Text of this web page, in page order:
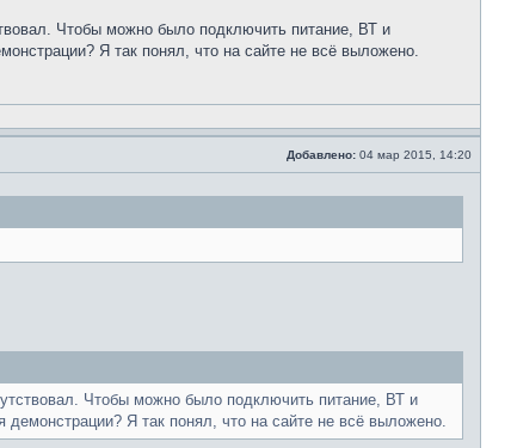
Чтобы можно было подключить питание, ВТ и
Я так понял, что на сайте не всё выложено.
Добавлено: 04 мар 2015, 14:20
Чтобы можно было подключить питание, ВТ и
Я так понял, что на сайте не всё выложено.